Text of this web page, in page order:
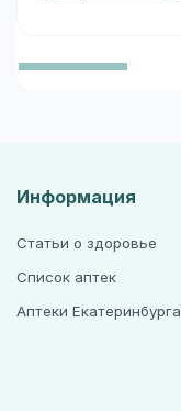
Информация
Статьи о здоровье
Список аптек
Аптеки Екатеринбурга